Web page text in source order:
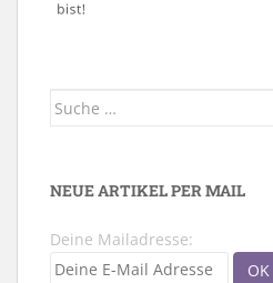
Suche
NEUE ARTIKEL PER MAIL
Deine Mailadresse: